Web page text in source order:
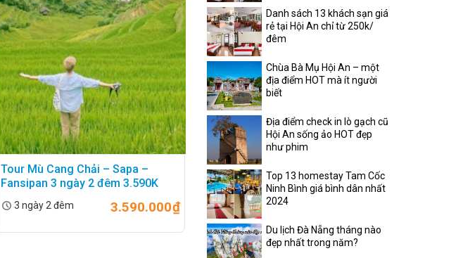
Tour Mù Cang Chải – Sapa –
Fansipan 3 ngày 2 đêm 3.590K
3.590.000₫
3 ngày 2 đêm
Danh sách 13 khách sạn giá
rẻ tại Hội An chỉ từ 250k/
đêm
Chùa Bà Mụ Hội An – một
địa điểm HOT mà ít người
biết
Địa điểm check in lò gạch cũ
Hội An sống ảo HOT đẹp
như phim
Top 13 homestay Tam Cốc
Ninh Bình giá bình dân nhất
2024
Du lịch Đà Nẵng tháng nào
đẹp nhất trong năm?